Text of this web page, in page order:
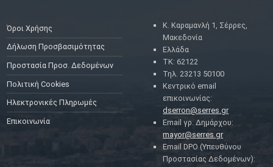
Όροι Χρήσης
Δήλωση Προσβασιμότητας
Προστασία Προσ. Δεδομένων
Πολιτική Cookies
Ηλεκτρονικές Πληρωμές
Επικοινωνία
Κ. Καραμανλή 1, Σέρρες,
Μακεδονία
Ελλάδα
ΤΚ: 62122
Τηλ. 23213 50100
Κεντρικό email
επικοινωνίας:
dserron@serres.gr
Email γρ. Δημάρχου:
mayor@serres.gr
Email DPO (Υπευθύνου
Προστασίας Δεδομένων):